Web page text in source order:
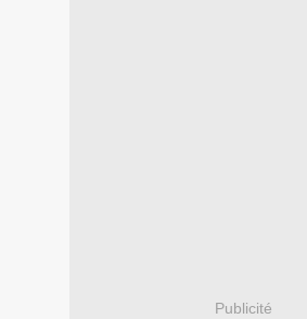
Publicité